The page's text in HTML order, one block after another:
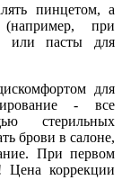
пинцетом, а
(например, при
или пасты для
для
- все
стерильных
брови в салоне,
При первом
Цена коррекции